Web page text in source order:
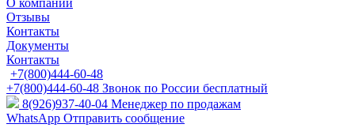
О компании
Отзывы
Контакты
Документы
Контакты
+7(800)444-60-48
+7(800)444-60-48 Звонок по России бесплатный
8(926)937-40-04 Менеджер по продажам
WhatsApp Отправить сообщение